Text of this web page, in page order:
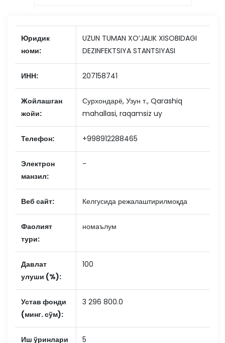
Юридик
номи:
UZUN TUMAN XO‘JALIK XISOBIDAGI
DEZINFEKTSIYA STANTSIYASI
ИНН: 207158741
Жойлашган
жойи:
Сурхондарё, Узун т., Qarashiq
mahallasi, raqamsiz uy
Телефон: +998912288465
Электрон
манзил:
-
Веб сайт: Келгусида режалаштирилмоқда
Фаолият
тури:
номаълум
Давлат
улуши (%):
100
Устав фонди
(минг. сўм):
3 296 800.0
Иш ўринлари 5